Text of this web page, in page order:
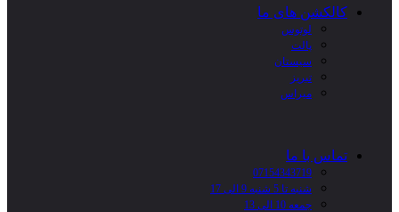
کالکشن های ما
لوتوس
پالت
سیستان
تبریز
میراس
تماس با ما
07154343719
شنبه تا 5 شنبه 9 الی 17
جمعه 10 الی 13